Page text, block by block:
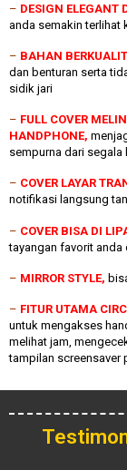
– DESIGN ELEGANT
anda semakin terlihat
– BAHAN
dan benturan serta
sidik jari
– FULL COVER
HANDPHONE,
sempurna dari
– COVER LAYAR
notifikasi langsung
– COVER BISA DI
tayangan favorit
– MIRROR STYLE,
– FITUR UTAMA
untuk mengakses
melihat jam,
tampilan screensaver